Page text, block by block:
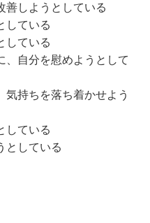
しようとしている
している
している
自分を慰めようとして
持ちを落ち着かせよう
している
としている